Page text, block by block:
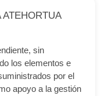
sin
los elementos e
por el
apoyo a la gestión